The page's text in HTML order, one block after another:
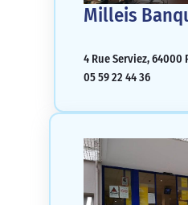
Milleis
4 Rue Serviez, 64000
05 59 22 44 36